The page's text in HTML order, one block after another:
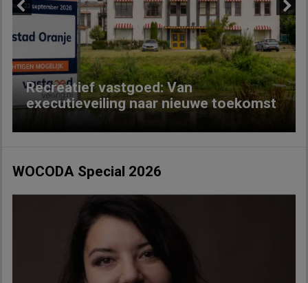
Recreatief vastgoed: Van
executieveiling naar nieuwe toekomst
Next
WOCODA Special 2026